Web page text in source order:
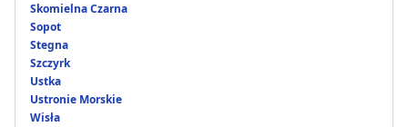
Skomielna Czarna
Sopot
Stegna
Szczyrk
Ustka
Ustronie Morskie
Wisła